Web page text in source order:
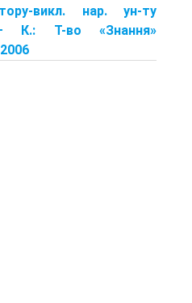
викл. нар. ун-ту
— К.: Т-во «Знання»